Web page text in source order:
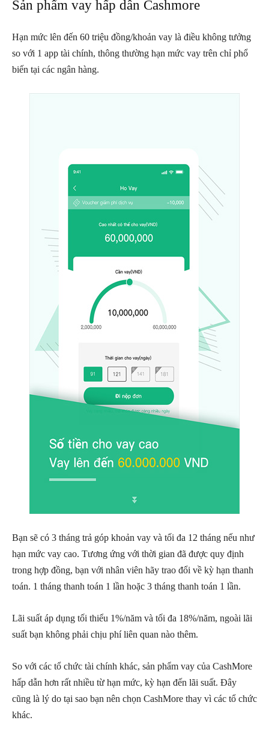
Sản phẩm vay hấp dẫn Cashmore
Hạn mức lên đến 60 triệu đồng/khoản vay là điều không tưởng
so với 1 app tài chính, thông thường hạn mức vay trên chỉ phổ
biến tại các ngân hàng.
Bạn sẽ có 3 tháng trả góp khoản vay và tối đa 12 tháng nếu như
hạn mức vay cao. Tương ứng với thời gian đã được quy định
trong hợp đồng, bạn với nhân viên hãy trao đổi về kỳ hạn thanh
toán. 1 tháng thanh toán 1 lần hoặc 3 tháng thanh toán 1 lần.
Lãi suất áp dụng tối thiểu 1%/năm và tối đa 18%/năm, ngoài lãi
suất bạn không phải chịu phí liên quan nào thêm.
So với các tổ chức tài chính khác, sản phẩm vay của CashMore
hấp dẫn hơn rất nhiều từ hạn mức, kỳ hạn đến lãi suất. Đây
cũng là lý do tại sao bạn nên chọn CashMore thay vì các tổ chức
khác.